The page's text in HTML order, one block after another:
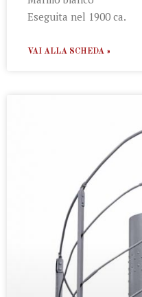
Eseguita nel 1900 ca.
VAI ALLA SCHEDA »